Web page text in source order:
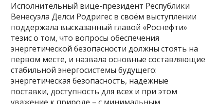
Исполнительный вице-президент Республики
Венесуэла Делси Родригес в своём выступлении
поддержала высказанный главой «Роснефти»
тезис о том, что вопросы обеспечения
энергетической безопасности должны стоять на
первом месте, и назвала основные составляющие
стабильной энергосистемы будущего:
энергетическая безопасность, надёжные
поставки, доступность для всех и при этом